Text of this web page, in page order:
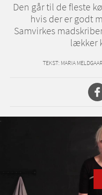
Den går til de fleste
hvis der er godt
Samvirkes
lækker
TEKST: MARIA